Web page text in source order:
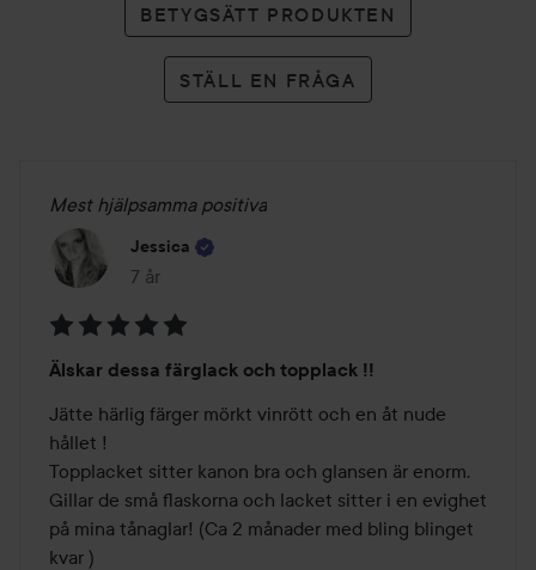
BETYGSÄTT PRODUKTEN
STÄLL EN FRÅGA
Mest hjälpsamma positiva
Jessica
7 år
Inlägget skapades 7 år
5
av
5
Älskar dessa färglack och topplack !!
Jätte härlig färger mörkt vinrött och en åt nude
hållet !
Topplacket sitter kanon bra och glansen är enorm.
Gillar de små flaskorna och lacket sitter i en evighet
på mina tånaglar! (Ca 2 månader med bling blinget
kvar )